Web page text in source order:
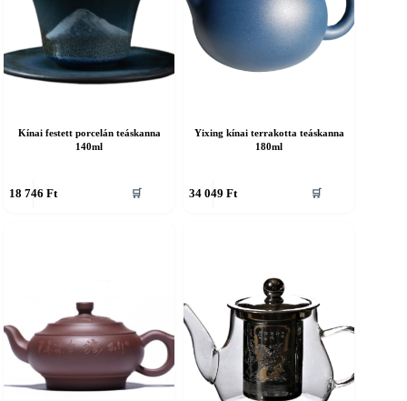
Kínai festett porcelán teáskanna
140ml
18 746 Ft 🛒
Yixing kínai terrakotta teáskanna
180ml
34 049 Ft 🛒